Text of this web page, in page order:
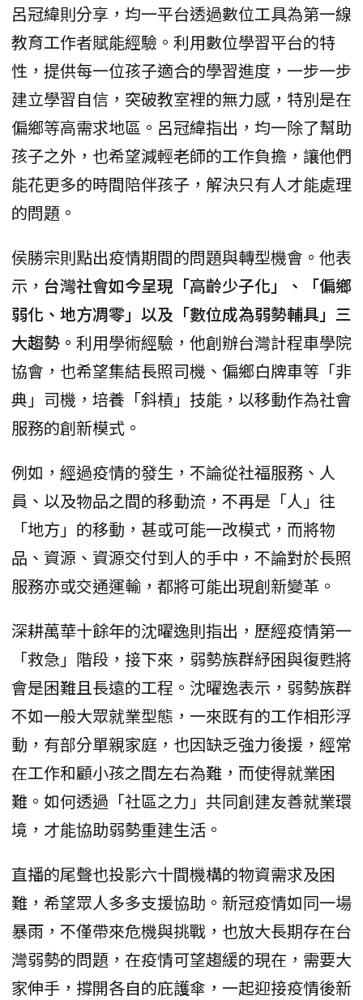
呂冠緯則分享，均一平台透過數位工具為第一線
教育工作者賦能經驗。利用數位學習平台的特
性，提供每一位孩子適合的學習進度，一步一步
建立學習自信，突破教室裡的無力感，特別是在
偏鄉等高需求地區。呂冠緯指出，均一除了幫助
孩子之外，也希望減輕老師的工作負擔，讓他們
能花更多的時間陪伴孩子，解決只有人才能處理
的問題。
侯勝宗則點出疫情期間的問題與轉型機會。他表
示， 台灣社會如今呈現「高齡少子化」、「偏鄉
弱化、地方凋零」以及「數位成為弱勢輔具」三
大趨勢。 利用學術經驗，他創辦台灣計程車學院
協會，也希望集結長照司機、偏鄉白牌車等「非
典」司機，培養「斜槓」技能，以移動作為社會
服務的創新模式。
例如，經過疫情的發生，不論從社福服務、人
員、以及物品之間的移動流，不再是「人」往
「地方」的移動，甚或可能一改模式，而將物
品、資源、資源交付到人的手中，不論對於長照
服務亦或交通運輸，都將可能出現創新變革。
深耕萬華十餘年的沈曜逸則指出，歷經疫情第一
「救急」階段，接下來，弱勢族群紓困與復甦將
會是困難且長遠的工程。沈曜逸表示，弱勢族群
不如一般大眾就業型態，一來既有的工作相形浮
動，有部分單親家庭，也因缺乏強力後援，經常
在工作和顧小孩之間左右為難，而使得就業困
難。如何透過「社區之力」共同創建友善就業環
境，才能協助弱勢重建生活。
直播的尾聲也投影六十間機構的物資需求及困
難，希望眾人多多支援協助。新冠疫情如同一場
暴雨，不僅帶來危機與挑戰，也放大長期存在台
灣弱勢的問題，在疫情可望趨緩的現在，需要大
家伸手，撐開各自的庇護傘，一起迎接疫情後新